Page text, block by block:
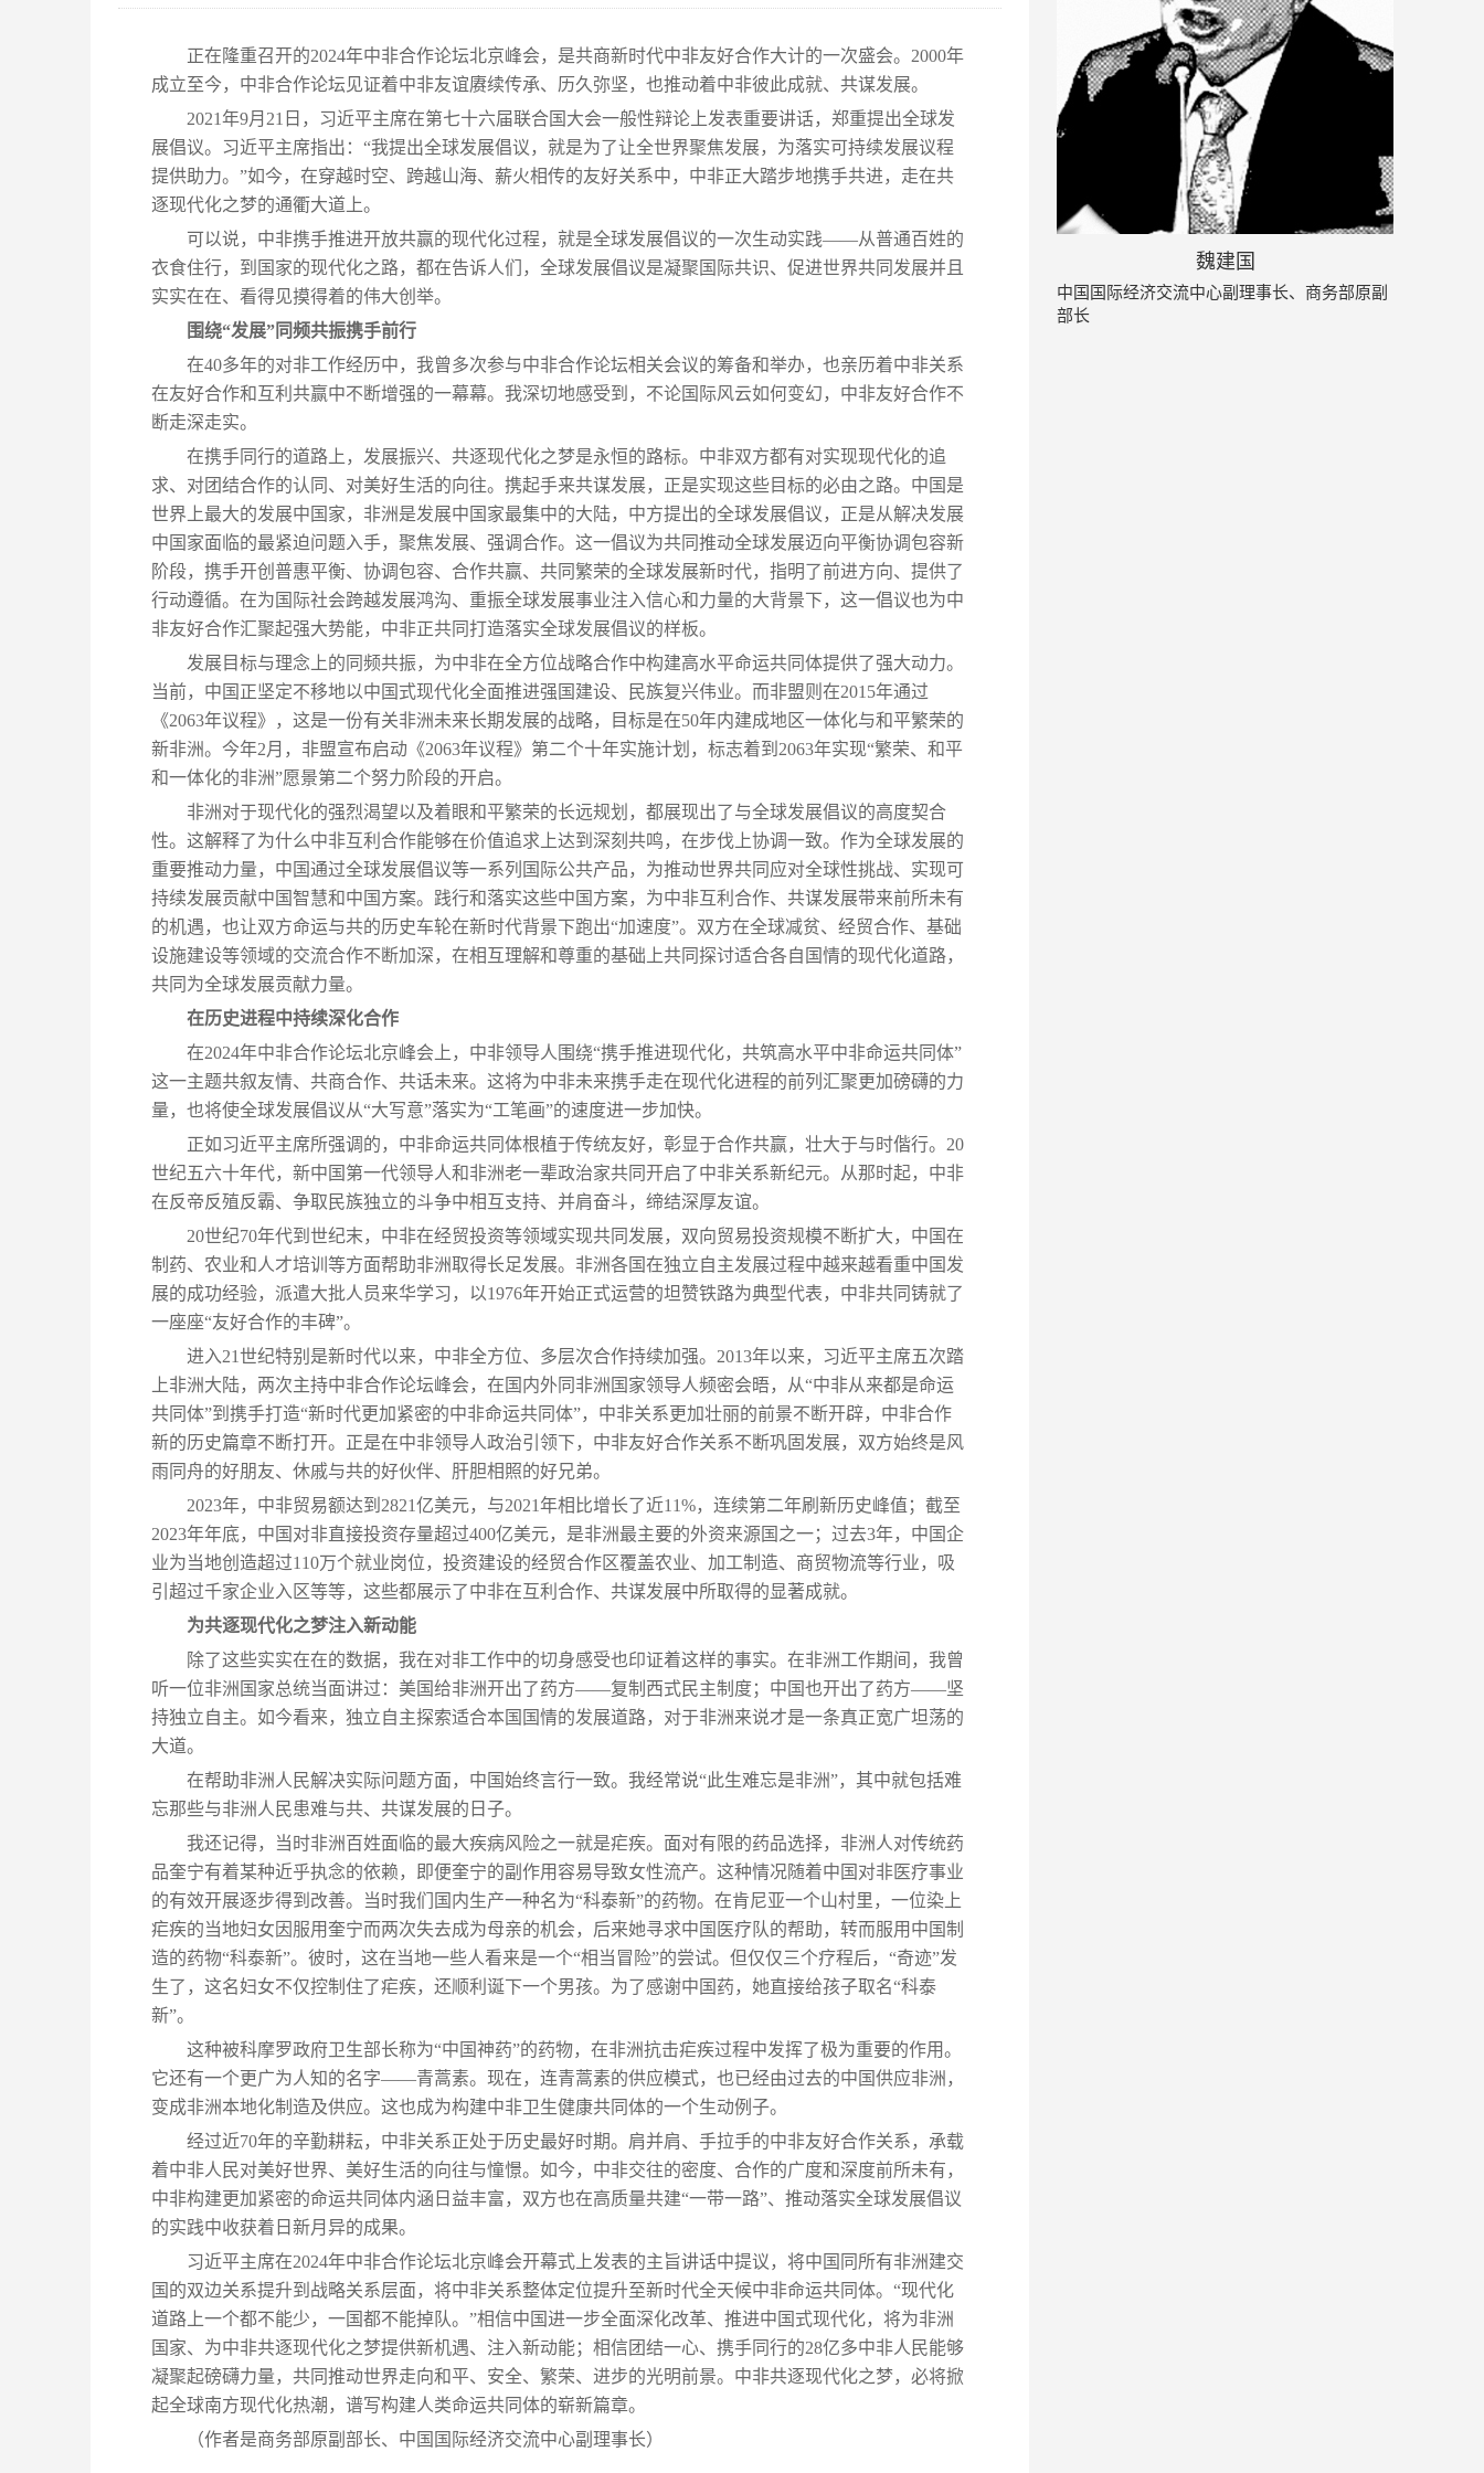
正在隆重召开的2024年中非合作论坛北京峰会，是共商新时代中非友好合作大计的一次盛会。2000年
成立至今，中非合作论坛见证着中非友谊赓续传承、历久弥坚，也推动着中非彼此成就、共谋发展。
2021年9月21日，习近平主席在第七十六届联合国大会一般性辩论上发表重要讲话，郑重提出全球发
展倡议。习近平主席指出：“我提出全球发展倡议，就是为了让全世界聚焦发展，为落实可持续发展议程
提供助力。”如今，在穿越时空、跨越山海、薪火相传的友好关系中，中非正大踏步地携手共进，走在共
逐现代化之梦的通衢大道上。
可以说，中非携手推进开放共赢的现代化过程，就是全球发展倡议的一次生动实践——从普通百姓的
衣食住行，到国家的现代化之路，都在告诉人们，全球发展倡议是凝聚国际共识、促进世界共同发展并且
实实在在、看得见摸得着的伟大创举。
围绕“发展”同频共振携手前行
在40多年的对非工作经历中，我曾多次参与中非合作论坛相关会议的筹备和举办，也亲历着中非关系
在友好合作和互利共赢中不断增强的一幕幕。我深切地感受到，不论国际风云如何变幻，中非友好合作不
断走深走实。
在携手同行的道路上，发展振兴、共逐现代化之梦是永恒的路标。中非双方都有对实现现代化的追
求、对团结合作的认同、对美好生活的向往。携起手来共谋发展，正是实现这些目标的必由之路。中国是
世界上最大的发展中国家，非洲是发展中国家最集中的大陆，中方提出的全球发展倡议，正是从解决发展
中国家面临的最紧迫问题入手，聚焦发展、强调合作。这一倡议为共同推动全球发展迈向平衡协调包容新
阶段，携手开创普惠平衡、协调包容、合作共赢、共同繁荣的全球发展新时代，指明了前进方向、提供了
行动遵循。在为国际社会跨越发展鸿沟、重振全球发展事业注入信心和力量的大背景下，这一倡议也为中
非友好合作汇聚起强大势能，中非正共同打造落实全球发展倡议的样板。
发展目标与理念上的同频共振，为中非在全方位战略合作中构建高水平命运共同体提供了强大动力。
当前，中国正坚定不移地以中国式现代化全面推进强国建设、民族复兴伟业。而非盟则在2015年通过
《2063年议程》，这是一份有关非洲未来长期发展的战略，目标是在50年内建成地区一体化与和平繁荣的
新非洲。今年2月，非盟宣布启动《2063年议程》第二个十年实施计划，标志着到2063年实现“繁荣、和平
和一体化的非洲”愿景第二个努力阶段的开启。
非洲对于现代化的强烈渴望以及着眼和平繁荣的长远规划，都展现出了与全球发展倡议的高度契合
性。这解释了为什么中非互利合作能够在价值追求上达到深刻共鸣，在步伐上协调一致。作为全球发展的
重要推动力量，中国通过全球发展倡议等一系列国际公共产品，为推动世界共同应对全球性挑战、实现可
持续发展贡献中国智慧和中国方案。践行和落实这些中国方案，为中非互利合作、共谋发展带来前所未有
的机遇，也让双方命运与共的历史车轮在新时代背景下跑出“加速度”。双方在全球减贫、经贸合作、基础
设施建设等领域的交流合作不断加深，在相互理解和尊重的基础上共同探讨适合各自国情的现代化道路，
共同为全球发展贡献力量。
在历史进程中持续深化合作
在2024年中非合作论坛北京峰会上，中非领导人围绕“携手推进现代化，共筑高水平中非命运共同体”
这一主题共叙友情、共商合作、共话未来。这将为中非未来携手走在现代化进程的前列汇聚更加磅礴的力
量，也将使全球发展倡议从“大写意”落实为“工笔画”的速度进一步加快。
正如习近平主席所强调的，中非命运共同体根植于传统友好，彰显于合作共赢，壮大于与时偕行。20
世纪五六十年代，新中国第一代领导人和非洲老一辈政治家共同开启了中非关系新纪元。从那时起，中非
在反帝反殖反霸、争取民族独立的斗争中相互支持、并肩奋斗，缔结深厚友谊。
20世纪70年代到世纪末，中非在经贸投资等领域实现共同发展，双向贸易投资规模不断扩大，中国在
制药、农业和人才培训等方面帮助非洲取得长足发展。非洲各国在独立自主发展过程中越来越看重中国发
展的成功经验，派遣大批人员来华学习，以1976年开始正式运营的坦赞铁路为典型代表，中非共同铸就了
一座座“友好合作的丰碑”。
进入21世纪特别是新时代以来，中非全方位、多层次合作持续加强。2013年以来，习近平主席五次踏
上非洲大陆，两次主持中非合作论坛峰会，在国内外同非洲国家领导人频密会晤，从“中非从来都是命运
共同体”到携手打造“新时代更加紧密的中非命运共同体”，中非关系更加壮丽的前景不断开辟，中非合作
新的历史篇章不断打开。正是在中非领导人政治引领下，中非友好合作关系不断巩固发展，双方始终是风
雨同舟的好朋友、休戚与共的好伙伴、肝胆相照的好兄弟。
2023年，中非贸易额达到2821亿美元，与2021年相比增长了近11%，连续第二年刷新历史峰值；截至
2023年年底，中国对非直接投资存量超过400亿美元，是非洲最主要的外资来源国之一；过去3年，中国企
业为当地创造超过110万个就业岗位，投资建设的经贸合作区覆盖农业、加工制造、商贸物流等行业，吸
引超过千家企业入区等等，这些都展示了中非在互利合作、共谋发展中所取得的显著成就。
为共逐现代化之梦注入新动能
除了这些实实在在的数据，我在对非工作中的切身感受也印证着这样的事实。在非洲工作期间，我曾
听一位非洲国家总统当面讲过：美国给非洲开出了药方——复制西式民主制度；中国也开出了药方——坚
持独立自主。如今看来，独立自主探索适合本国国情的发展道路，对于非洲来说才是一条真正宽广坦荡的
大道。
在帮助非洲人民解决实际问题方面，中国始终言行一致。我经常说“此生难忘是非洲”，其中就包括难
忘那些与非洲人民患难与共、共谋发展的日子。
我还记得，当时非洲百姓面临的最大疾病风险之一就是疟疾。面对有限的药品选择，非洲人对传统药
品奎宁有着某种近乎执念的依赖，即便奎宁的副作用容易导致女性流产。这种情况随着中国对非医疗事业
的有效开展逐步得到改善。当时我们国内生产一种名为“科泰新”的药物。在肯尼亚一个山村里，一位染上
疟疾的当地妇女因服用奎宁而两次失去成为母亲的机会，后来她寻求中国医疗队的帮助，转而服用中国制
造的药物“科泰新”。彼时，这在当地一些人看来是一个“相当冒险”的尝试。但仅仅三个疗程后，“奇迹”发
生了，这名妇女不仅控制住了疟疾，还顺利诞下一个男孩。为了感谢中国药，她直接给孩子取名“科泰
新”。
这种被科摩罗政府卫生部长称为“中国神药”的药物，在非洲抗击疟疾过程中发挥了极为重要的作用。
它还有一个更广为人知的名字——青蒿素。现在，连青蒿素的供应模式，也已经由过去的中国供应非洲，
变成非洲本地化制造及供应。这也成为构建中非卫生健康共同体的一个生动例子。
经过近70年的辛勤耕耘，中非关系正处于历史最好时期。肩并肩、手拉手的中非友好合作关系，承载
着中非人民对美好世界、美好生活的向往与憧憬。如今，中非交往的密度、合作的广度和深度前所未有，
中非构建更加紧密的命运共同体内涵日益丰富，双方也在高质量共建“一带一路”、推动落实全球发展倡议
的实践中收获着日新月异的成果。
习近平主席在2024年中非合作论坛北京峰会开幕式上发表的主旨讲话中提议，将中国同所有非洲建交
国的双边关系提升到战略关系层面，将中非关系整体定位提升至新时代全天候中非命运共同体。“现代化
道路上一个都不能少，一国都不能掉队。”相信中国进一步全面深化改革、推进中国式现代化，将为非洲
国家、为中非共逐现代化之梦提供新机遇、注入新动能；相信团结一心、携手同行的28亿多中非人民能够
凝聚起磅礴力量，共同推动世界走向和平、安全、繁荣、进步的光明前景。中非共逐现代化之梦，必将掀
起全球南方现代化热潮，谱写构建人类命运共同体的崭新篇章。
（作者是商务部原副部长、中国国际经济交流中心副理事长）
魏建国
中国国际经济交流中心副理事长、商务部原副
部长